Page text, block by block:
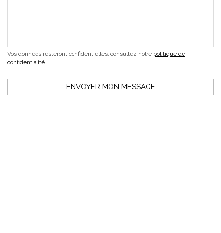
Vos données resteront confidentielles, consultez notre politique de
confidentialité.
ENVOYER MON MESSAGE